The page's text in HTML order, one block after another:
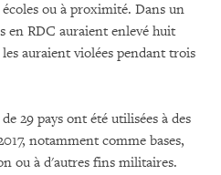
ou à proximité. Dans un
en RDC auraient enlevé huit
auraient violées pendant trois
29 pays ont été utilisées à des
notamment comme bases,
ou à d'autres fins militaires.